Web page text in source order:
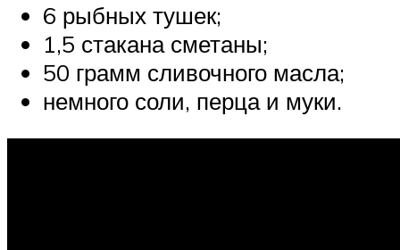
6 рыбных тушек;
1,5 стакана сметаны;
50 грамм сливочного масла;
немного соли, перца и муки.